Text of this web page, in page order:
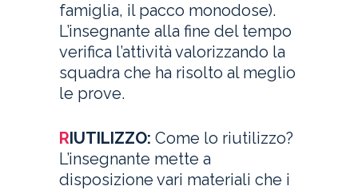
famiglia, il pacco monodose).
L’insegnante alla fine del tempo
verifica l’attività valorizzando la
squadra che ha risolto al meglio
le prove.
RIUTILIZZO: Come lo riutilizzo?
L’insegnante mette a
disposizione vari materiali che i